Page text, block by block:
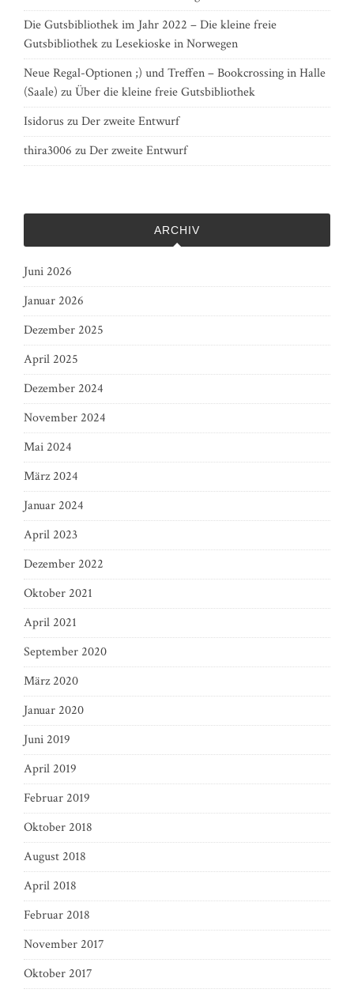
Die Gutsbibliothek im Jahr 2022 – Die kleine freie
GutsbibliothekzuLesekioske in Norwegen
Neue Regal-Optionen ;) und Treffen – Bookcrossing in Halle
(Saale) zuÜber die kleine freie Gutsbibliothek
Isidorus zuDer zweite Entwurf
thira3006 zuDer zweite Entwurf
ARCHIV
Juni 2026
Januar 2026
Dezember 2025
April 2025
Dezember 2024
November 2024
Mai 2024
März 2024
Januar 2024
April 2023
Dezember 2022
Oktober 2021
April 2021
September 2020
März 2020
Januar 2020
Juni 2019
April 2019
Februar 2019
Oktober 2018
August 2018
April 2018
Februar 2018
November 2017
Oktober 2017